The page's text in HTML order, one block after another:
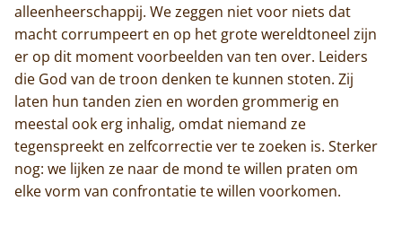
alleenheerschappij. We zeggen niet voor niets dat
macht corrumpeert en op het grote wereldtoneel zijn
er op dit moment voorbeelden van ten over. Leiders
die God van de troon denken te kunnen stoten. Zij
laten hun tanden zien en worden grommerig en
meestal ook erg inhalig, omdat niemand ze
tegenspreekt en zelfcorrectie ver te zoeken is. Sterker
nog: we lijken ze naar de mond te willen praten om
elke vorm van confrontatie te willen voorkomen.